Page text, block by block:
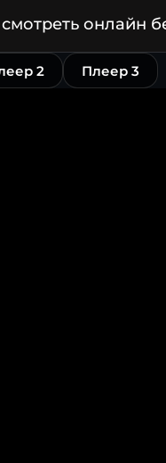
смотреть онлайн
2 Плеер 3